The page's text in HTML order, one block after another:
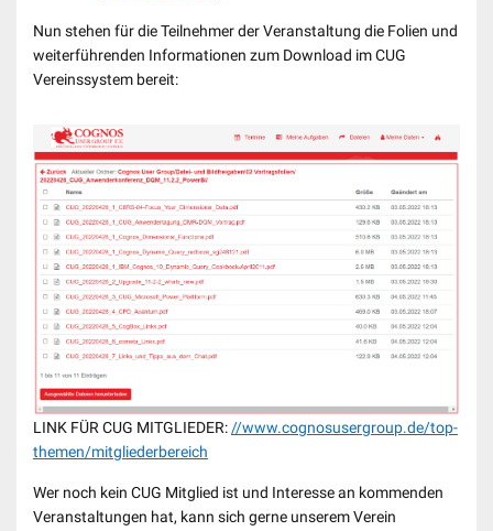
Nun stehen für die Teilnehmer der Veranstaltung die Folien und
weiterführenden Informationen zum Download im CUG
Vereinssystem bereit:
LINK FÜR CUG MITGLIEDER://www.cognosusergroup.de/top-
themen/mitgliederbereich
Wer noch kein CUG Mitglied ist und Interesse an kommenden
Veranstaltungen hat, kann sich gerne unserem Verein